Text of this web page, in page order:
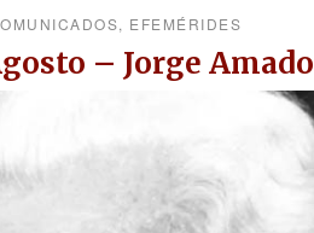
, EFEMÉRIDES
– Jorge Amado